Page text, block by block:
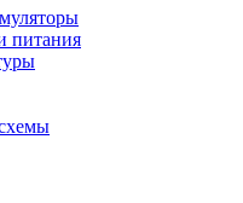
питания